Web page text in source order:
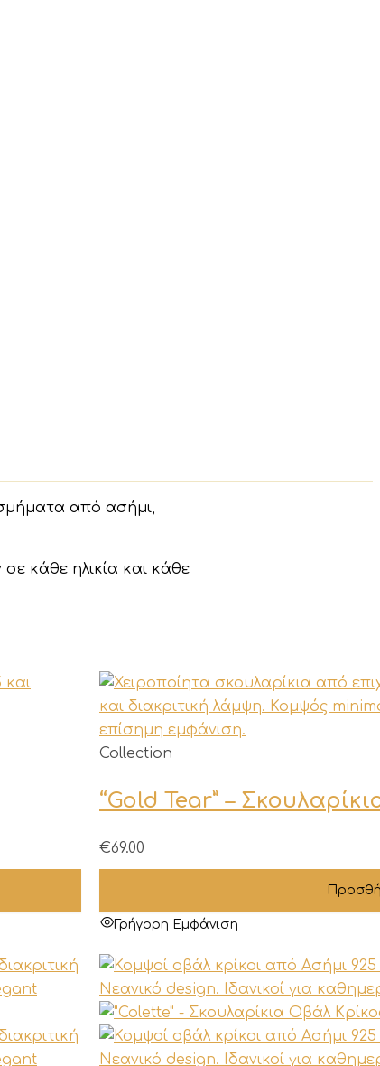
από ασήμι,
κάθε ηλικία και κάθε
Collection
“Gold Tear” –
€69.00
Γρήγορη Εμφάνιση